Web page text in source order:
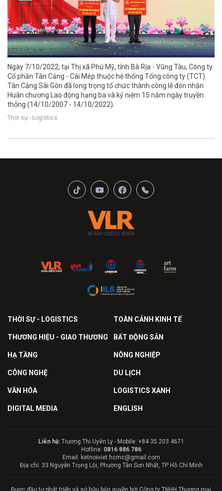
Ngày 7/10/2022, tại Thị xã Phú Mỹ, tỉnh Bà Rịa - Vũng Tàu, Công ty
Cổ phần Tân Cảng - Cái Mép thuộc hệ thống Tổng công ty (TCT)
Tân Cảng Sài Gòn đã long trọng tổ chức thành công lễ đón nhận
Huân chương Lao động hạng ba và kỷ niệm 15 năm ngày truyền
thống (14/10/2007 - 14/10/2022).
Thời sự - Logistics
THỜI SỰ - LOGISTICS TOÀN CẢNH KINH TẾ
THƯƠNG HIỆU - GIAO THƯƠNG BẤT ĐỘNG SẢN
HẠ TẦNG NÔNG NGHIỆP
CÔNG NGHỆ DU LỊCH
VĂN HÓA LOGISTICS XANH
DIGITAL MEDIA ENGLISH
Liên hệ:Trương Thị Uyên Ly - Mobile: +84 35 203 4671
Hotline: 0816 886 786
Email: ketnoiviet.hcmc@gmail.com
Địa chỉ: 33 Nguyễn Trọng Lội, Phường Tân Sơn Nhất, TP Hồ Chí Minh
Được đầu tư phát triển và sở hữu bản quyền bởi Công ty TNHH Thương mại